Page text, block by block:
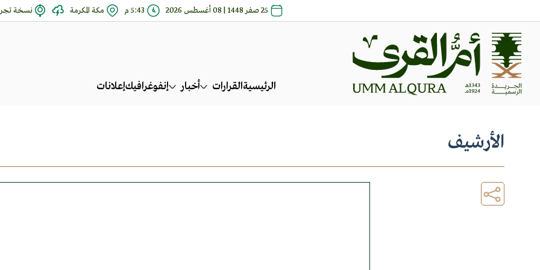
25 صفر 1448 | 08 أغسطس 2026 5:43 م مكة المكرمة نسخة
الرئيسيةالقرارات أخبار إنفوغرافيكإعلانات
الأرشيف